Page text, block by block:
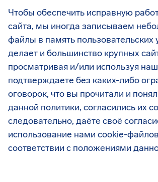
Чтобы обеспечить исправную
сайта, мы иногда записываем
файлы в память пользовательских
делает и большинство крупных
просматривая и/или используя
подтверждаете без каких-либо
оговорок, что вы прочитали и
данной политики, согласились их
следовательно, даёте своё
использование нами cookie-
соответствии с положениями